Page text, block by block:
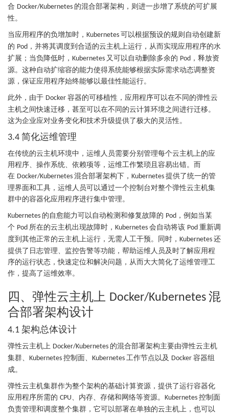
合 Docker/Kubernetes 的混合部署架构，则进一步增了系统的可扩展
性。
当应用程序的负增加时， Kubernetes 可以根据预设的规则自动创建新
的 Pod ，并将其调度到合适的云主机上运行，从而实现应用程序的水
扩展；当负降低时， Kubernetes 又可以自动删除多余的 Pod ，释放资
源。这种自动扩缩容的能力使得系统能够根据实际需求动态调整资
源，保证应用程序始终能够以最佳性能运行。
此外，由于 Docker 容器的可移植性，应用程序可以在不同的弹性云
主机之间快速迁移，甚至可以在不同的云计算环境之间进行迁移。
这为企业应对业务变化和技术升级提供了极大的灵活性。
3.4 简化运维管理
在传统的云主机环境中，运维人员需要分别管理每个云主机上的应
用程序、操作系统、依赖项等，运维工作繁琐且容易出错。而
在 Docker/Kubernetes 混合部署架构下， Kubernetes 提供了统一的管
理界面和工具，运维人员可以通过一个控制台对整个弹性云主机集
群中的容器化应用程序进行集中管理。
Kubernetes 的自愈能力可以自动检测和修复故障的 Pod ，例如当某
个 Pod 所在的云主机出现故障时， Kubernetes 会自动将该 Pod 重新调
度到其他正常的云主机上运行，无需人工干预。同时， Kubernetes 还
提供了日志管理、监控告警等功能，帮助运维人员及时了解应用程
序的运行状态，快速定位和解决问题，从而大大简化了运维管理工
作，提高了运维效率。
四、弹性云主机上 Docker/Kubernetes 混
合部署架构设计
4.1 架构总体设计
弹性云主机上 Docker/Kubernetes 的混合部署架构主要由弹性云主机
集群、 Kubernetes 控制面、 Kubernetes 工作节点以及 Docker 容器组
成。
弹性云主机集群作为整个架构的基础计算资源，提供了运行容器化
应用程序所需的 CPU、内存、存储和网络等资源。 Kubernetes 控制面
负责管理和调度整个集群，它可以部署在单独的云主机上，也可以